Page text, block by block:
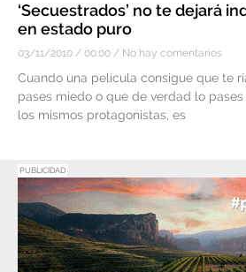
‘Secuestrados’ no te dejará
en estado puro
03/11/2010 00:00 No hay comentarios
Cuando una película consigue que te
pases miedo o que de verdad lo
los mismos protagonistas, es
PUBLICIDAD